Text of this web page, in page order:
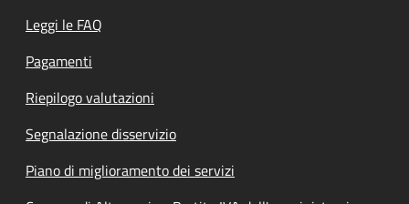
Leggi le FAQ
Pagamenti
Riepilogo valutazioni
Segnalazione disservizio
Piano di miglioramento dei servizi